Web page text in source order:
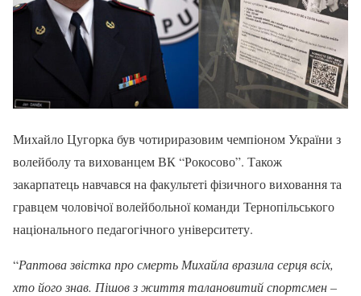
Михайло Цугорка був чотириразовим чемпіоном України з
волейболу та вихованцем ВК “Рокосово”. Також
закарпатець навчався на факультеті фізичного виховання та
гравцем чоловічої волейбольної команди Тернопільського
національного педагогічного університету.
“Раптова звістка про смерть Михайла вразила серця всіх,
хто його знав. Пішов з життя талановитий спортсмен –